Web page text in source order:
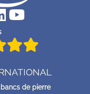
de pierre